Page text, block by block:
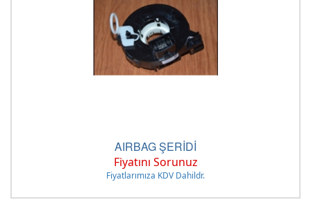
AIRBAG ŞERİDİ
Fiyatını Sorunuz
Fiyatlarımıza KDV Dahildr.